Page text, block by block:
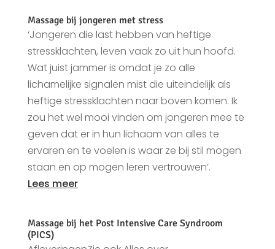
Massage bij jongeren met stress
‘Jongeren die last hebben van heftige
stressklachten, leven vaak zo uit hun hoofd.
Wat juist jammer is omdat je zo alle
lichamelijke signalen mist die uiteindelijk als
heftige stressklachten naar boven komen. Ik
zou het wel mooi vinden om jongeren mee te
geven dat er in hun lichaam van alles te
ervaren en te voelen is waar ze bij stil mogen
staan en op mogen leren vertrouwen’.
Lees meer
Massage bij het Post Intensive Care Syndroom
(PICS)